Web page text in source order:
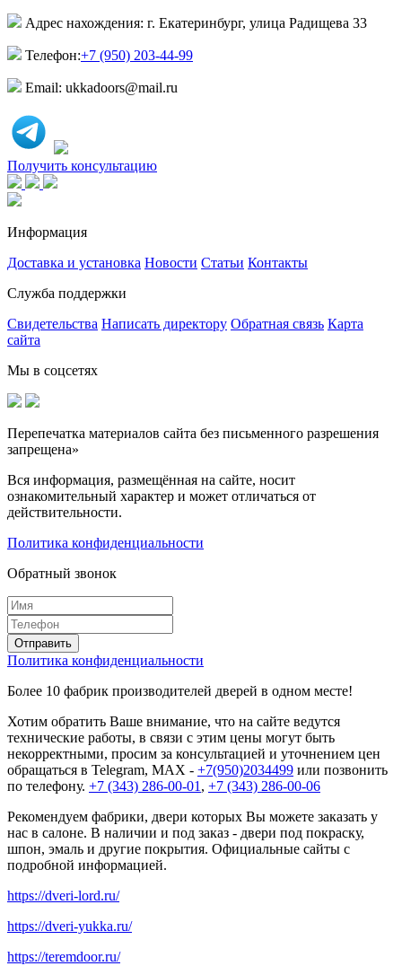
Адрес нахождения: г. Екатеринбург, улица Радищева 33
Телефон:+7 (950) 203-44-99
Email: ukkadoors@mail.ru
Получить консультацию
Информация
Доставка и установка Новости Статьи Контакты
Служба поддержки
Свидетельства Написать директору Обратная связь Карта
сайта
Мы в соцсетях
Перепечатка материалов сайта без письменного разрешения
запрещена»
Вся информация, размещённая на сайте, носит
ознакомительный характер и может отличаться от
действительности.
Политика конфиденциальности
Обратный звонок
Политика конфиденциальности
Более 10 фабрик производителей дверей в одном месте!
Хотим обратить Ваше внимание, что на сайте ведутся
технические работы, в связи с этим цены могут быть
некорректными, просим за консультацией и уточнением цен
обращаться в Telegram, MAX - +7(950)2034499 или позвонить
по телефону. +7 (343) 286-00-01 , +7 (343) 286-00-06
Рекомендуем фабрики, двери которых Вы можете заказать у
нас в салоне. В наличии и под заказ - двери под покраску,
шпон, эмаль и другие покрытия. Официальные сайты с
подробной информацией.
https://dveri-lord.ru/
https://dveri-yukka.ru/
https://teremdoor.ru/